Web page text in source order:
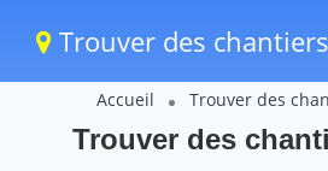
Trouver des chantiers
Accueil Trouver des
Trouver des